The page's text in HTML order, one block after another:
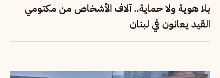
بلا هوية ولا حماية.. آلاف الأشخاص من مكتومي
القيد يعانون في لبنان